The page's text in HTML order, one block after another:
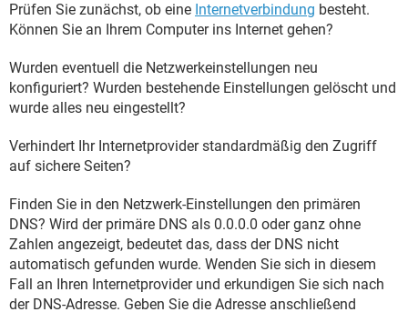
Prüfen Sie zunächst, ob eine Internetverbindung besteht.
Können Sie an Ihrem Computer ins Internet gehen?
Wurden eventuell die Netzwerkeinstellungen neu
konfiguriert? Wurden bestehende Einstellungen gelöscht und
wurde alles neu eingestellt?
Verhindert Ihr Internetprovider standardmäßig den Zugriff
auf sichere Seiten?
Finden Sie in den Netzwerk-Einstellungen den primären
DNS? Wird der primäre DNS als 0.0.0.0 oder ganz ohne
Zahlen angezeigt, bedeutet das, dass der DNS nicht
automatisch gefunden wurde. Wenden Sie sich in diesem
Fall an Ihren Internetprovider und erkundigen Sie sich nach
der DNS-Adresse. Geben Sie die Adresse anschließend